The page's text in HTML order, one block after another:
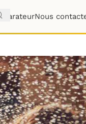
Nous